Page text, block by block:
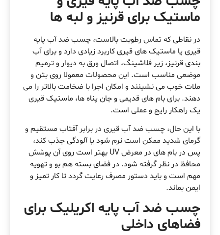
ماستیک برای قرنیز و لبه ها
در نقاطی که تماس رطوبت بالاست، چسب ضد آب پایه
قیری یا ماستیک های قیری کاربرد زیادی دارد و برای آب
بندی قرنیز، زیر فلاشینگ، اتصال ورق به دیوار و ترمیم
موضعی مناسب است. این محصولات معمولا روی بتن و
ملات خوب می نشینند و امکان اجرا با ضخامت بالاتر را می
دهند. برای بام های قدیمی و جان پناه ها، ماستیک قیری
یک راهکار رایج و عملی است.
با این حال، چسب ضد آب قیری در برابر آفتاب مستقیم و
گرمای شدید ممکن است نرم شود یا آلودگی جذب کند،
پس در بام های در معرض UV بهتر است روی آن پوشش
محافظ در نظر گرفته شود. در فضای بسته هم بو و تهویه
مهم است و باید دستور مصرف رعایت گردد تا کار تمیز و
ایمن بماند.
چسب ضد آب پایه اکریلیک برای
فضاهای داخلی